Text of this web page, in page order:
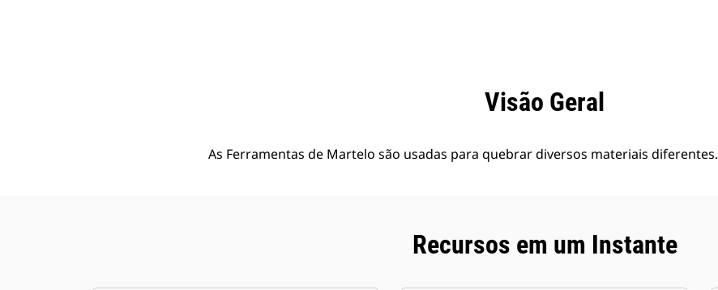
Visão Geral
As Ferramentas de Martelo são usadas para quebrar diversos materiais diferentes.
Recursos em um Instante